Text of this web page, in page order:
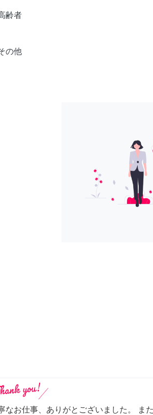
齢者
の他
なお仕事、ありがとございました。 ま